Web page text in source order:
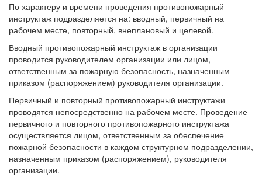
По характеру и времени проведения противопожарный
инструктаж подразделяется на: вводный, первичный на
рабочем месте, повторный, внеплановый и целевой.
Вводный противопожарный инструктаж в организации
проводится руководителем организации или лицом,
ответственным за пожарную безопасность, назначенным
приказом (распоряжением) руководителя организации.
Первичный и повторный противопожарный инструктажи
проводятся непосредственно на рабочем месте. Проведение
первичного и повторного противопожарного инструктажа
осуществляется лицом, ответственным за обеспечение
пожарной безопасности в каждом структурном подразделении,
назначенным приказом (распоряжением), руководителя
организации.